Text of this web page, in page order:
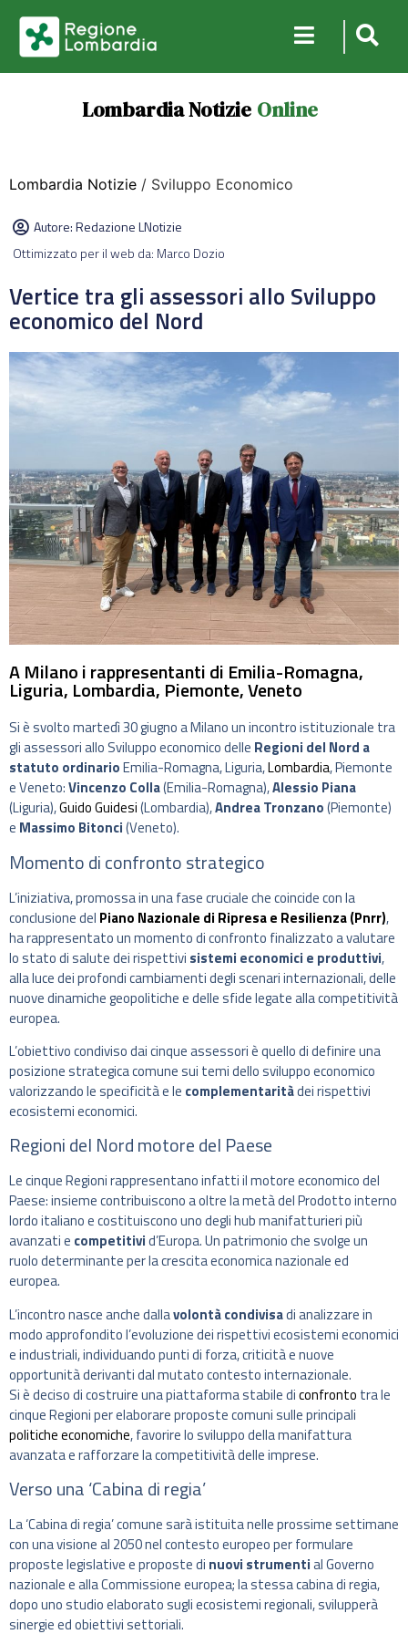
Lombardia Notizie Online
Lombardia Notizie / Sviluppo Economico
Autore:Redazione LNotizie
Ottimizzato per il web da: Marco Dozio
Vertice tra gli assessori allo Sviluppo
economico del Nord
A Milano i rappresentanti di Emilia-Romagna,
Liguria, Lombardia, Piemonte, Veneto
Si è svolto martedì 30 giugno a Milano un incontro istituzionale tra
gli assessori allo Sviluppo economico delle Regioni del Nord a
statuto ordinarioEmilia-Romagna, Liguria,Lombardia, Piemonte
e Veneto:Vincenzo Colla(Emilia-Romagna),Alessio Piana
(Liguria),Guido Guidesi(Lombardia),Andrea Tronzano(Piemonte)
e Massimo Bitonci(Veneto).
Momento di confronto strategico
L’iniziativa, promossa in una fase cruciale che coincide con la
conclusione del Piano Nazionale di Ripresa e Resilienza (Pnrr),
ha rappresentato un momento di confronto finalizzato a valutare
lo stato di salute dei rispettivi sistemi economici e produttivi,
alla luce dei profondi cambiamenti degli scenari internazionali, delle
nuove dinamiche geopolitiche e delle sfide legate alla competitività
europea.
L’obiettivo condiviso dai cinque assessori è quello di definire una
posizione strategica comune sui temi dello sviluppo economico
valorizzando le specificità e le complementaritàdei rispettivi
ecosistemi economici.
Regioni del Nord motore del Paese
Le cinque Regioni rappresentano infatti il motore economico del
Paese: insieme contribuiscono a oltre la metà del Prodotto interno
lordo italiano e costituiscono uno degli hub manifatturieri più
avanzati e competitivid’Europa. Un patrimonio che svolge un
ruolo determinante per la crescita economica nazionale ed
europea.
L’incontro nasce anche dallavolontà condivisadi analizzare in
modo approfondito l’evoluzione dei rispettivi ecosistemi economici
e industriali, individuando punti di forza, criticità e nuove
opportunità derivanti dal mutato contesto internazionale.
Si è deciso di costruire una piattaforma stabile diconfronto tra le
cinque Regioni per elaborare proposte comuni sulle principali
politiche economiche, favorire lo sviluppo della manifattura
avanzata e rafforzare la competitività delle imprese.
Verso una ‘Cabina di regia’
La ‘Cabina di regia’ comune sarà istituita nelle prossime settimane
con una visione al 2050 nel contesto europeo per formulare
proposte legislative e proposte di nuovi strumential Governo
nazionale e alla Commissione europea; la stessa cabina di regia,
dopo uno studio elaborato sugli ecosistemi regionali, svilupperà
sinergie ed obiettivi settoriali.